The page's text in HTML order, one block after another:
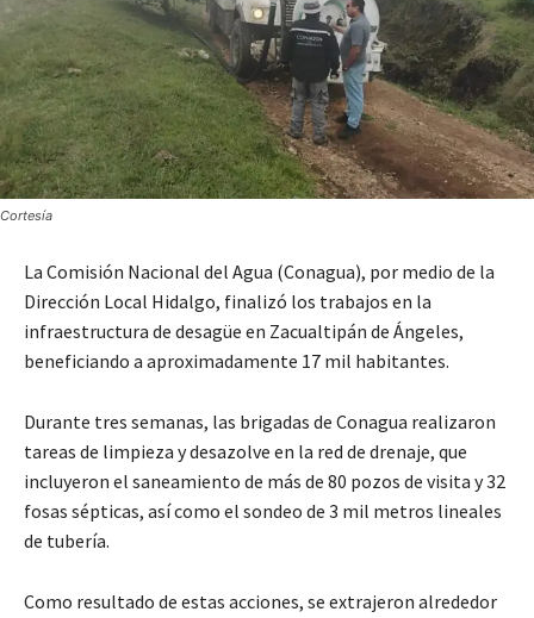
Cortesía
La Comisión Nacional del Agua (Conagua), por medio de la
Dirección Local Hidalgo, finalizó los trabajos en la
infraestructura de desagüe en Zacualtipán de Ángeles,
beneficiando a aproximadamente 17 mil habitantes.
Durante tres semanas, las brigadas de Conagua realizaron
tareas de limpieza y desazolve en la red de drenaje, que
incluyeron el saneamiento de más de 80 pozos de visita y 32
fosas sépticas, así como el sondeo de 3 mil metros lineales
de tubería.
Como resultado de estas acciones, se extrajeron alrededor